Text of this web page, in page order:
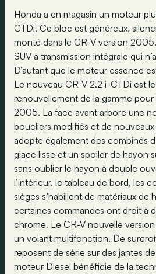
Honda a en magasin un moteur
CTDi. Ce bloc est généreux,
monté dans le CR-V version
SUV à transmission intégrale qui
D’autant que le moteur essence
Le nouveau CR-V 2.2 i-CTDi est
renouvellement de la gamme pour
2005. La face avant arbore une
boucliers modifiés et de
adopte également des combinés
glace lisse et un spoiler de hayon
sans oublier le hayon à double
l’intérieur, le tableau de bord, les
sièges s’habillent de matériaux de
certaines commandes ont droit à
chrome. Le CR-V nouvelle
un volant multifonction. De
reposent de série sur des jantes
moteur Diesel bénéficie de la